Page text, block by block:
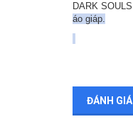
DARK
áo giáp.
ĐÁNH GIÁ